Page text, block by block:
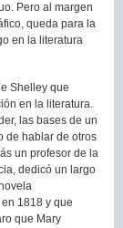
Pero al margen
queda para la
en la literatura
Shelley que
en la literatura.
las bases de un
de hablar de otros
un profesor de la
dedicó un largo
en 1818 y que
que Mary